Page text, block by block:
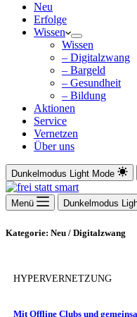
Neu
Erfolge
Wissen
Wissen
– Digitalzwang
– Bargeld
– Gesundheit
– Bildung
Aktionen
Service
Vernetzen
Über uns
Dunkelmodus Light Mode
Menü Dunkelmodus
Kategorie: Neu / Digitalzwang
HYPERVERNETZUNG
Mit Offline Clubs und